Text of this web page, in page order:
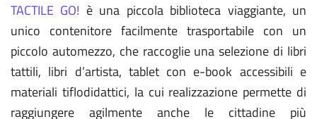
TACTILE GO! è una piccola biblioteca viaggiante, un
unico contenitore facilmente trasportabile con un
piccolo automezzo, che raccoglie una selezione di libri
tattili, libri d’artista, tablet con e-book accessibili e
materiali tiflodidattici, la cui realizzazione permette di
raggiungere agilmente anche le cittadine più